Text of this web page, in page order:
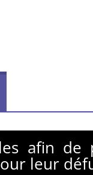
afin
leur